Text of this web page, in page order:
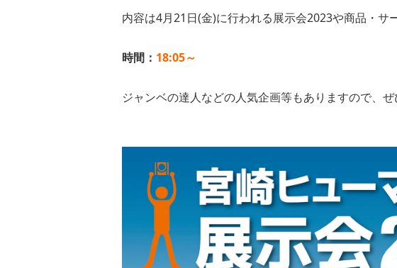
内容は4月21日(金)に行われる展示会2023や商品・サ
時間： 18:05～
ジャンベの達人などの人気企画等もありますので、